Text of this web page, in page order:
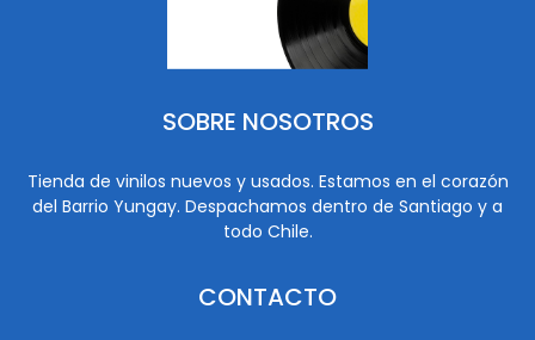
SOBRE NOSOTROS
Tienda de vinilos nuevos y usados. Estamos en el corazón
del Barrio Yungay. Despachamos dentro de Santiago y a
todo Chile.
CONTACTO